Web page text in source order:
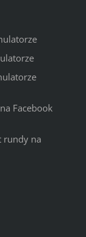
Facebook
rundy na